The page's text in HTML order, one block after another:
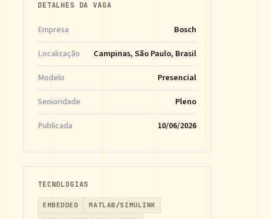
DETALHES DA VAGA
Empresa
Bosch
Localização
Campinas, São Paulo, Brasil
Modelo
Presencial
Senioridade
Pleno
Publicada
10/06/2026
TECNOLOGIAS
EMBEDDED
MATLAB/SIMULINK